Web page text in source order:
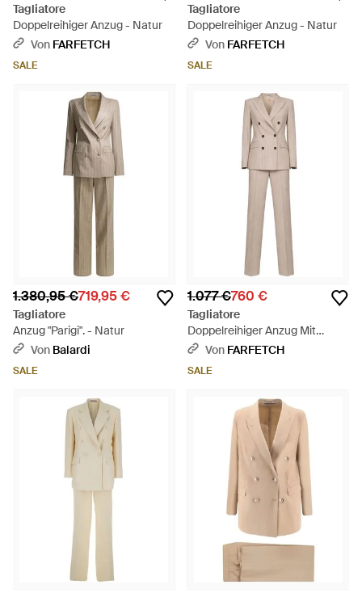
Tagliatore
Doppelreihiger Anzug - Natur
Von FARFETCH
SALE
Tagliatore
Doppelreihiger Anzug - Natur
Von FARFETCH
SALE
1.380,95 €719,95 €
Tagliatore
Anzug "Parigi". - Natur
Von Balardi
SALE
1.077 €760 €
Tagliatore
Doppelreihiger Anzug Mit
Nadelstreifen - Natur
Von FARFETCH
SALE